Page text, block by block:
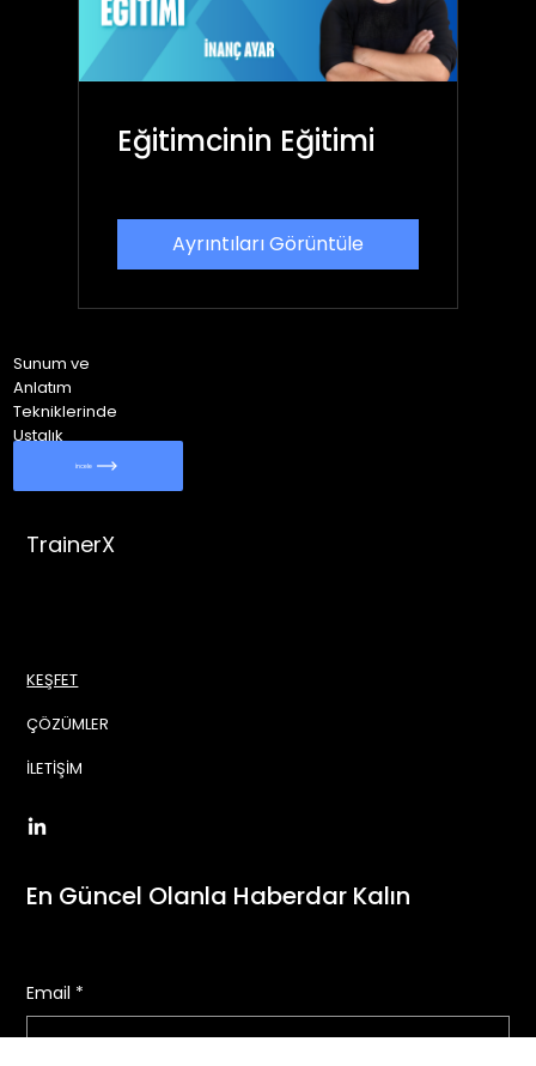
Eğitimcinin Eğitimi
Ayrıntıları Görüntüle
Sunum ve
Anlatım
Tekniklerinde
Ustalık
İncele
TrainerX
KEŞFET
ÇÖZÜMLER
İLETİŞİM
En Güncel Olanla Haberdar Kalın
Email *